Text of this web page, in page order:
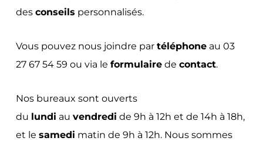
des conseils personnalisés.
Vous pouvez nous joindre par téléphoneau 03
27 67 54 59 ou via le formulairede contact.
Nos bureaux sont ouverts
du lundi au vendredi de 9h à 12h et de 14h à 18h,
et le samedi matin de 9h à 12h. Nous sommes